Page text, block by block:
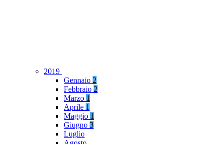
2019
Gennaio 2
Febbraio 2
Marzo 1
Aprile 1
Maggio 1
Giugno 3
Luglio